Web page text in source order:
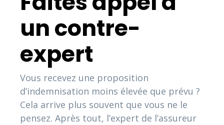
un contre-
expert
Vous recevez une proposition
d’indemnisation moins élevée que prévu ?
Cela arrive plus souvent que vous ne le
pensez. Après tout, l’expert de l’assureur